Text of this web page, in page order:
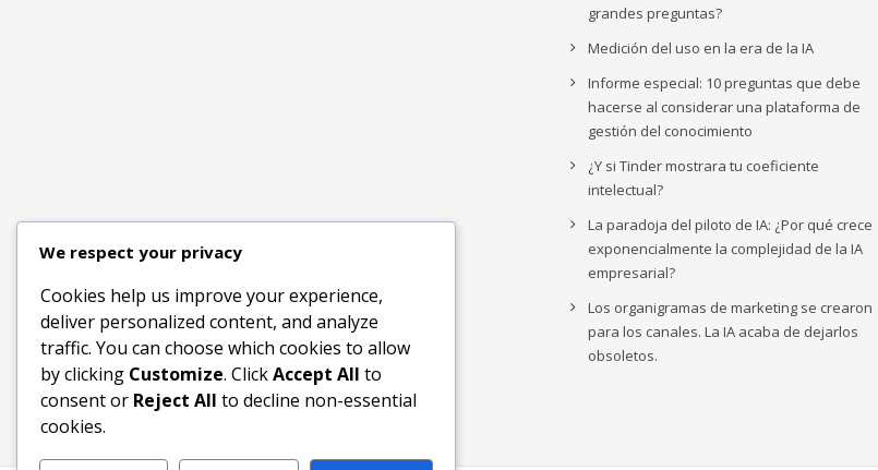
grandes preguntas?
Medición del uso en la era de la IA
Informe especial: 10 preguntas que debe
hacerse al considerar una plataforma de
gestión del conocimiento
¿Y si Tinder mostrara tu coeficiente
intelectual?
La paradoja del piloto de IA: ¿Por qué crece
exponencialmente la complejidad de la IA
empresarial?
Los organigramas de marketing se crearon
para los canales. La IA acaba de dejarlos
obsoletos.
We respect your privacy
Cookies help us improve your experience,
deliver personalized content, and analyze
traffic. You can choose which cookies to allow
by clicking Customize. ClickAccept All to
consent or Reject All to decline non-essential
cookies.